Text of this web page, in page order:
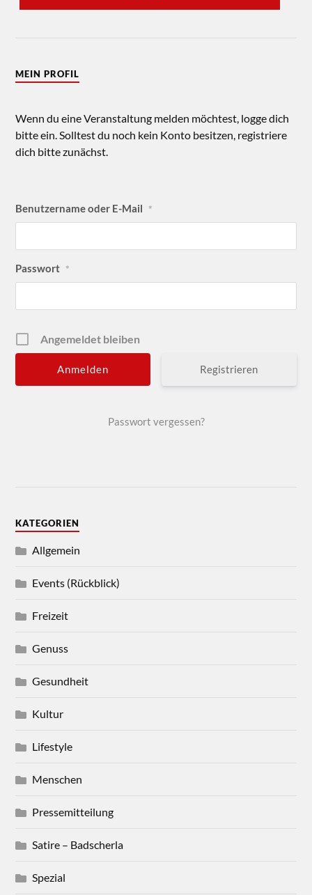
MEIN PROFIL
Wenn du eine Veranstaltung melden möchtest, logge dich
bitte ein. Solltest du noch kein Konto besitzen, registriere
dich bitte zunächst.
Benutzername oder E-Mail *
Passwort *
Angemeldet bleiben
Registrieren
Passwort vergessen?
KATEGORIEN
Allgemein
Events (Rückblick)
Freizeit
Genuss
Gesundheit
Kultur
Lifestyle
Menschen
Pressemitteilung
Satire – Badscherla
Spezial